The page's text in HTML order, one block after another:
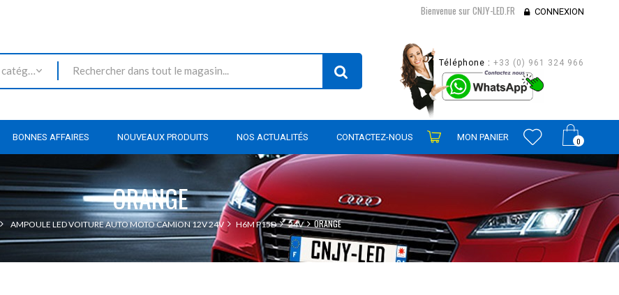
Bienvenue sur CNJY-LED.FR CONNEXION
Toutes les catégories
Téléphone : +33 (0) 961 324 966
0
BONNES AFFAIRES NOUVEAUX PRODUITS NOS ACTUALITÉS CONTACTEZ-NOUS MON PANIER
ORANGE
AMPOULE LED VOITURE AUTO MOTO CAMION 12V 24V H6M P15D 24V ORANGE